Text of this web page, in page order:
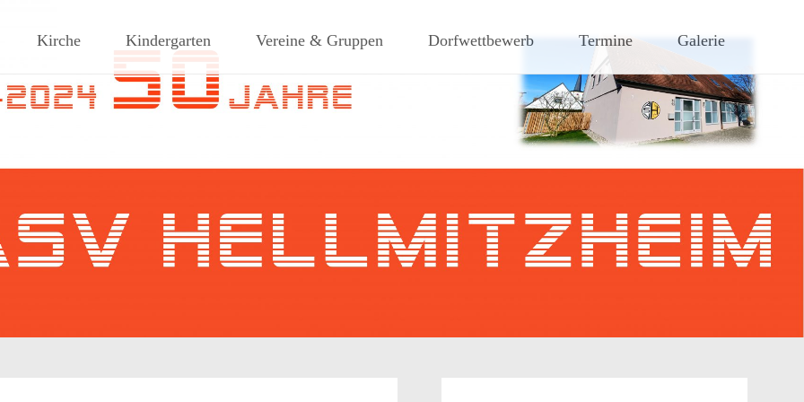
Dorf am Rande des südlichen Steigerwaldes
Kirche Kindergarten Vereine & Gruppen Dorfwettbewerb Termine Galerie